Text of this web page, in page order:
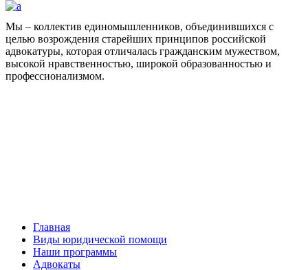
Мы – коллектив единомышленников, объединившихся с
целью возрождения старейших принципов российской
адвокатуры, которая отличалась гражданским мужеством,
высокой нравственностью, широкой образованностью и
профессионализмом.
Главная
Виды юридической помощи
Наши программы
Адвокаты